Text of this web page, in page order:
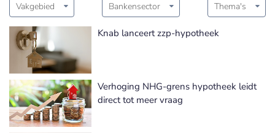
Vakgebied Bankensector Thema's
Knab lanceert zzp-hypotheek
Verhoging NHG-grens hypotheek leidt
direct tot meer vraag